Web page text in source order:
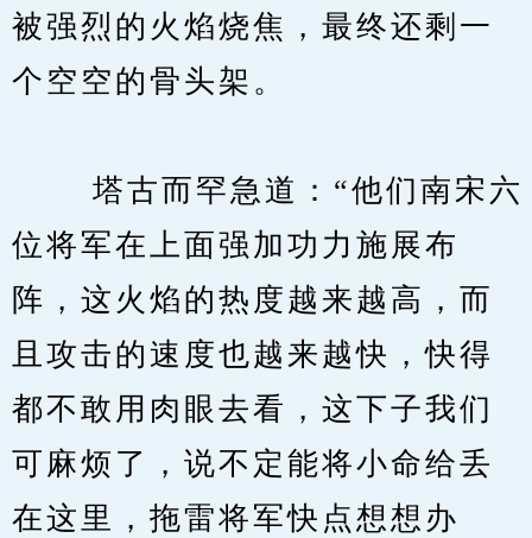
被强烈的火焰烧焦，最终还剩一
个空空的骨头架。
塔古而罕急道：“他们南宋六
位将军在上面强加功力施展布
阵，这火焰的热度越来越高，而
且攻击的速度也越来越快，快得
都不敢用肉眼去看，这下子我们
可麻烦了，说不定能将小命给丢
在这里，拖雷将军快点想想办